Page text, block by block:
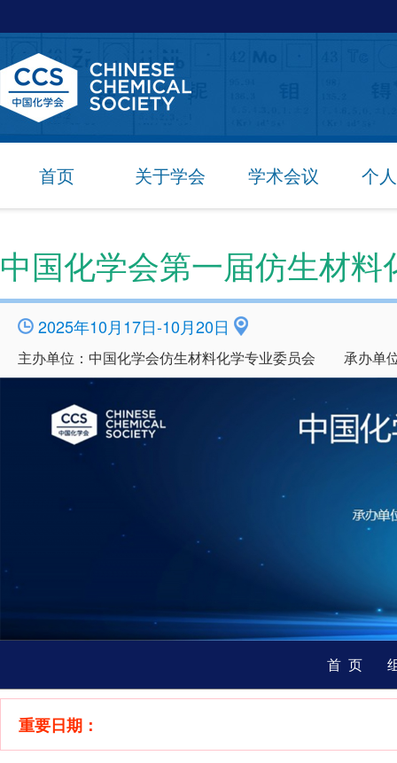
首页 关于学会 学术会议 个
中国化学会第一届仿生材料
2025年10月17日-10月20日
主办单位：中国化学会仿生材料化学专业委员会 承办单
首 页
重要日期：